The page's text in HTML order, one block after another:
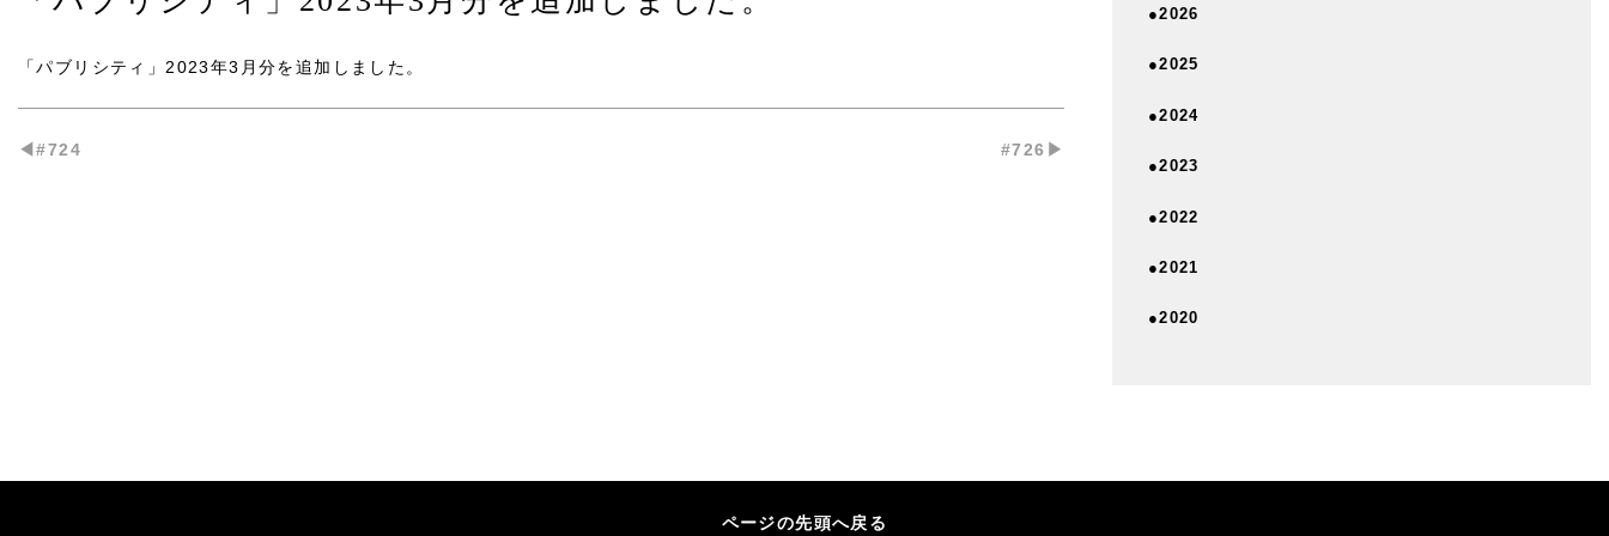
「パブリシティ」2023年3月分を追加しました。
◀︎#724 #726▶︎
●2026
●2025
●2024
●2023
●2022
●2021
●2020
ページの先頭へ戻る